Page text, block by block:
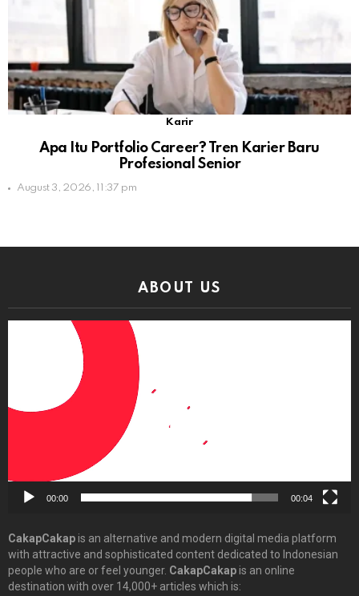
Karir
Apa Itu Portfolio Career? Tren Karier Baru
Profesional Senior
August 3, 2026, 11:37 pm
ABOUT US
00:00 00:04
CakapCakapis an alternative and modern digital media platform
with attractive and sophisticated content dedicated to Indonesian
people who are or feel younger. CakapCakapis an online
destination with over 14,000+ articles which is: